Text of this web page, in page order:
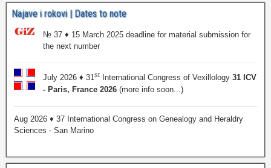
Najave i rokovi | Dates to note
№ 37 ♦ 15 March 2025 deadline for material submission for
the next number
July 2026 ♦ 31st International Congress of Vexillology 31 ICV
- Paris, France 2026 (more info soon...)
Aug 2026 ♦ 37 International Congress on Genealogy and Heraldry
Sciences - San Marino